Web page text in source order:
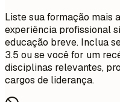
Liste sua formação mais
experiência profissional
educação breve. Inclua
3.5 ou se você for um
disciplinas relevantes,
cargos de liderança.